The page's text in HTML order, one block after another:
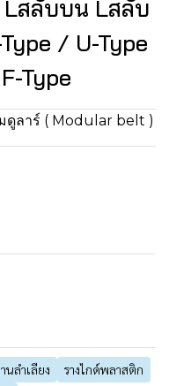
Lสลับบน Lสลับ
/ U-Type
Type
ดูลาร์ ( Modular belt )
นลำเลียง
รางไกด์พลาสติก